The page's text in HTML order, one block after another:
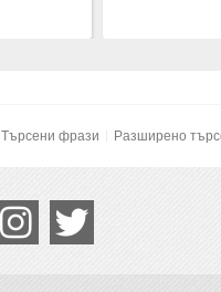
Търсени фрази Разширено